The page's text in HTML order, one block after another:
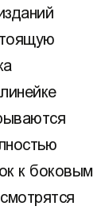
к боковым